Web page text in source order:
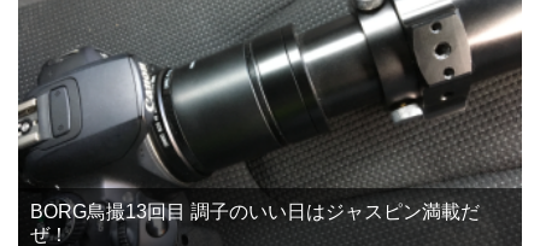
BORG鳥撮13回目 調子のいい日はジャスピン満載だ
ぜ！